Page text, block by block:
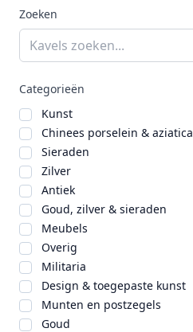
Zoeken
Categorieën
Kunst
Chinees porselein & aziatica
Sieraden
Zilver
Antiek
Goud, zilver & sieraden
Meubels
Overig
Militaria
Design & toegepaste kunst
Munten en postzegels
Goud